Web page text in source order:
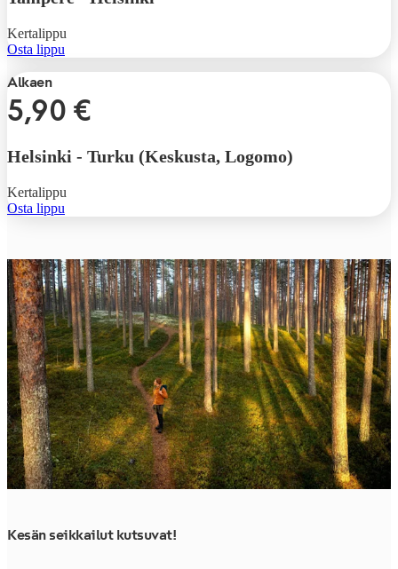
Kertalippu
Osta lippu
Alkaen
5,90 €
Helsinki - Turku (Keskusta, Logomo)
Kertalippu
Osta lippu
Kesän seikkailut kutsuvat!